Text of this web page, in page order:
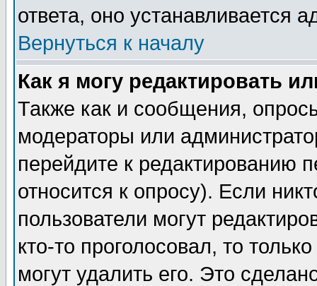
ответа, оно устанавливается
Вернуться к началу
Как я могу редактировать
Также как и сообщения,
модераторы или
перейдите к редактированию
относится к опросу). Если
пользователи могут
кто-то проголосовал, то
могут удалить его. Это